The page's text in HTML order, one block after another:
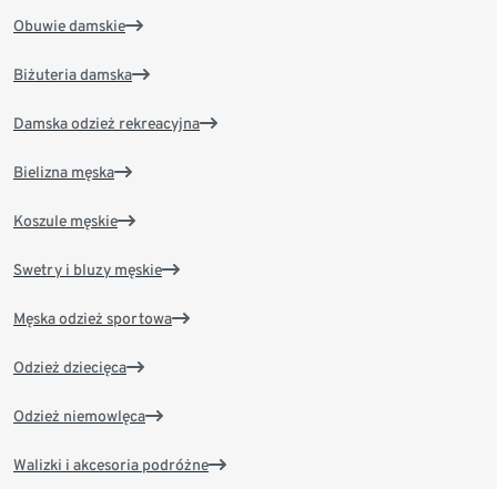
Obuwie damskie
Biżuteria damska
Damska odzież rekreacyjna
Bielizna męska
Koszule męskie
Swetry i bluzy męskie
Męska odzież sportowa
Odzież dziecięca
Odzież niemowlęca
Walizki i akcesoria podróżne